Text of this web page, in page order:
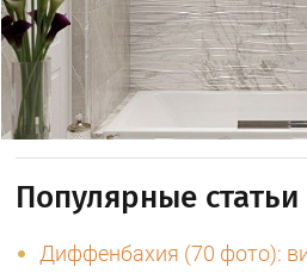
Популярные статьи
Диффенбахия (70 фото):